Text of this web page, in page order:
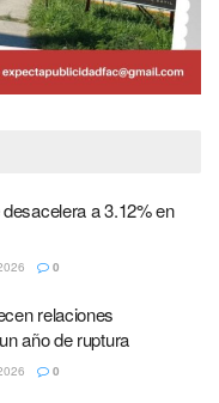
a 3.12% en
0
relaciones
año de ruptura
0